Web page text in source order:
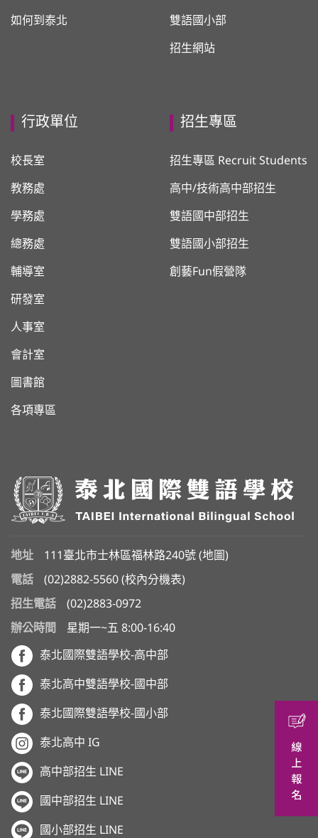
如何到泰北 雙語國小部
招生網站
行政單位
校長室
教務處
學務處
總務處
輔導室
研發室
人事室
會計室
圖書館
各項專區
招生專區
招生專區 Recruit Students
高中/技術高中部招生
雙語國中部招生
雙語國小部招生
創藝Fun假營隊
地址 111臺北市士林區福林路240號 (地圖 )
電話
(02)2882-5560 (校內分機表)
招生電話
(02)2883-0972
辦公時間
星期一~五 8:00-16:40
泰北國際雙語學校-高中部
泰北高中雙語學校-國中部
泰北國際雙語學校-國小部
泰北高中 IG
高中部招生 LINE
國中部招生 LINE
國小部招生 LINE